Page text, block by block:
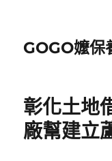
GOGO嬤保
彰化土地
廠幫建立